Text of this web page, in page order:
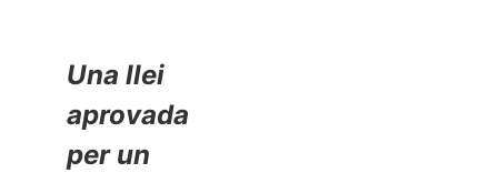
Una llei
aprovada
per un